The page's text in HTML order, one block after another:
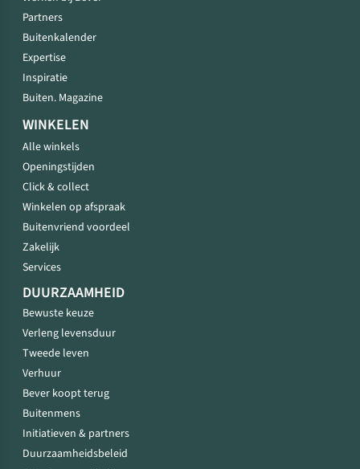
Partners
Buitenkalender
Expertise
Inspiratie
Buiten. Magazine
WINKELEN
Alle winkels
Openingstijden
Click & collect
Winkelen op afspraak
Buitenvriend voordeel
Zakelijk
Services
DUURZAAMHEID
Bewuste keuze
Verleng levensduur
Tweede leven
Verhuur
Bever koopt terug
Buitenmens
Initiatieven & partners
Duurzaamheidsbeleid